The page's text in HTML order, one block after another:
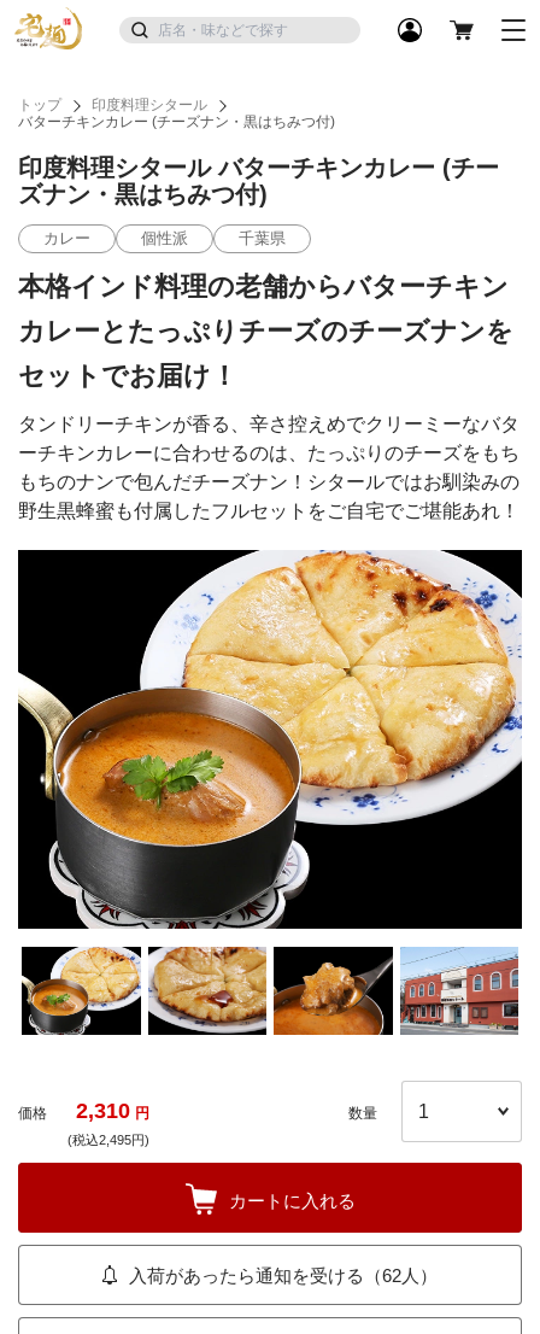
トップ
印度料理シタール
バターチキンカレー (チーズナン・黒はちみつ付)
印度料理シタール バターチキンカレー (チー
ズナン・黒はちみつ付)
カレー 個性派 千葉県
本格インド料理の老舗からバターチキン
カレーとたっぷりチーズのチーズナンを
セットでお届け！
タンドリーチキンが香る、辛さ控えめでクリーミーなバタ
ーチキンカレーに合わせるのは、たっぷりのチーズをもち
もちのナンで包んだチーズナン！シタールではお馴染みの
野生黒蜂蜜も付属したフルセットをご自宅でご堪能あれ！
価格 2,310 円
(税込2,495円)
数量
カートに入れる
入荷があったら通知を受ける（62人）